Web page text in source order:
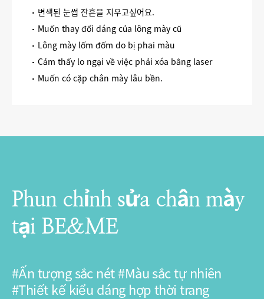
변색된 눈썹 잔흔을 지우고싶어요.
Muốn thay đổi dáng của lông mày cũ
Lông mày lốm đốm do bị phai màu
Cảm thấy lo ngại về việc phải xóa bằng laser
Muốn có cặp chân mày lâu bền.
Phun chỉnh sửa chân mày
tại BE&ME
#Ấn tượng sắc nét #Màu sắc tự nhiên
#Thiết kế kiểu dáng hợp thời trang